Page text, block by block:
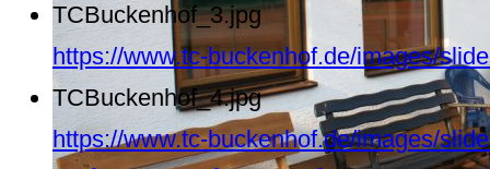
TCBuckenhof_3.jpg
https://www.tc-buckenhof.de/images/
TCBuckenhof_4.jpg
https://www.tc-buckenhof.de/images/